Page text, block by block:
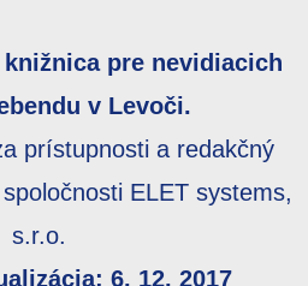
pre nevidiacich
v Levoči.
prístupnosti a redakčný
ELET systems,
s.r.o.
6. 12. 2017